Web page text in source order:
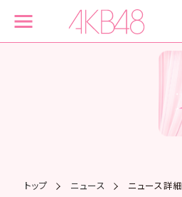
トップ ニュース ニュース詳細